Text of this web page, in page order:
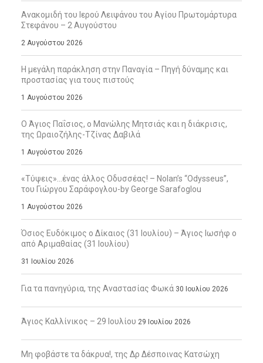
Ανακομιδή του Ιερού Λειψάνου του Αγίου Πρωτομάρτυρα
Στεφάνου – 2 Αυγούστου
2 Αυγούστου 2026
Η μεγάλη παράκληση στην Παναγία – Πηγή δύναμης και
προστασίας για τους πιστούς
1 Αυγούστου 2026
Ο Άγιος Παΐσιος, ο Μανώλης Μητσιάς και η διάκρισις,
της Ωραιοζήλης-Τζίνας Δαβιλά
1 Αυγούστου 2026
«Τύψεις»…ένας άλλος Οδυσσέας! – Nolan’s “Odysseus”,
του Γιώργου Σαράφογλου-by George Sarafoglou
1 Αυγούστου 2026
Όσιος Ευδόκιμος ο Δίκαιος (31 Ιουλίου) – Άγιος Ιωσήφ ο
από Αριμαθαίας (31 Ιουλίου)
31 Ιουλίου 2026
Για τα πανηγύρια, της Αναστασίας Φωκά 30 Ιουλίου 2026
Άγιος Καλλίνικος – 29 Ιουλίου 29 Ιουλίου 2026
Μη φοβάστε τα δάκρυα!, της Δρ Δέσποινας Κατσώχη